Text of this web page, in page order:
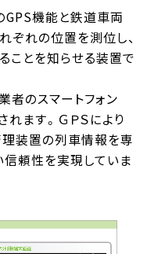
GPS機能と鉄道車両
ぞれの位置を測位し、
ことを知らせる装置で
者のスマートフォン
ます。ＧＰＳにより
装置の列車情報を専
信頼性を実現していま